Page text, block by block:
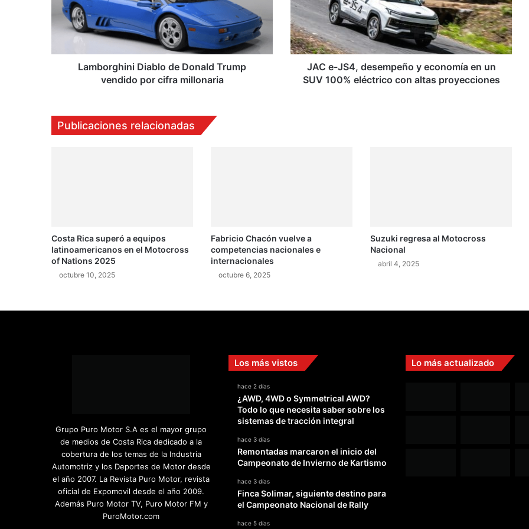
Trump
vendido
por
millonaria
Lamborghini Diablo de Donald Trump
vendido por cifra millonaria
y
economía
en
un
SUV
eléctrico
JAC e-JS4, desempeño y economía en un
SUV 100% eléctrico con altas proyecciones
Publicaciones relacionadas
Costa Rica superó a equipos
latinoamericanos en el Motocross
of Nations 2025
octubre 10, 2025
Fabricio Chacón vuelve a
competencias nacionales e
internacionales
octubre 6, 2025
Suzuki regresa al Motocross
Nacional
abril 4, 2025
Grupo Puro Motor S.A es el mayor grupo
de medios de Costa Rica dedicado a la
cobertura de los temas de la Industria
Automotriz y los Deportes de Motor desde
el año 2007. La Revista Puro Motor, revista
oficial de Expomovil desde el año 2009.
Además Puro Motor TV, Puro Motor FM y
PuroMotor.com
Los más vistos
hace 2 días
¿AWD, 4WD o Symmetrical AWD?
Todo lo que necesita saber sobre los
sistemas de tracción integral
hace 3 días
Remontadas marcaron el inicio del
Campeonato de Invierno de Kartismo
hace 3 días
Finca Solimar, siguiente destino para
el Campeonato Nacional de Rally
hace 5 días
Lo más actualizado